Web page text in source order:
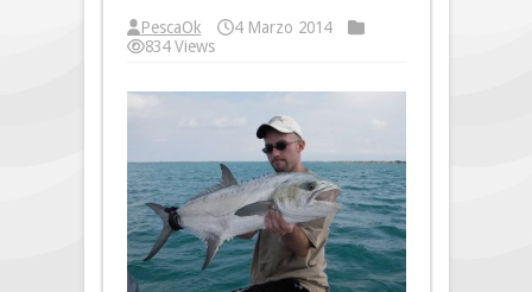
PescaOk
4 Marzo 2014
834 Views